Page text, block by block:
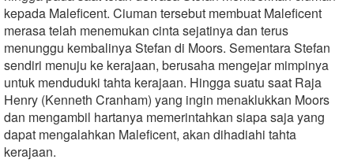
kepada Maleficent. Ciuman tersebut membuat Maleficent
merasa telah menemukan cinta sejatinya dan terus
menunggu kembalinya Stefan di Moors. Sementara Stefan
sendiri menuju ke kerajaan, berusaha mengejar mimpinya
untuk menduduki tahta kerajaan. Hingga suatu saat Raja
Henry (Kenneth Cranham) yang ingin menaklukkan Moors
dan mengambil hartanya memerintahkan siapa saja yang
dapat mengalahkan Maleficent, akan dihadiahi tahta
kerajaan.